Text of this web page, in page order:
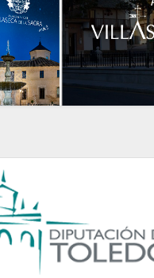
Diputación de Toledo